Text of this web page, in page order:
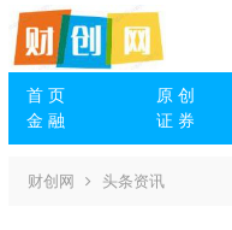
首 页 原 创
金 融
证 券
财创网 头条资讯